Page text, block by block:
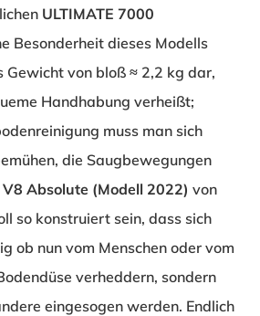
ULTIMATE 7000
Besonderheit dieses Modells
Gewicht von bloß ≈ 2,2 kg dar,
Handhabung verheißt;
muss man sich
die Saugbewegungen
V8 Absolute (Modell 2022) von
so konstruiert sein, dass sich
ob nun vom Menschen oder vom
verheddern, sondern
eingesogen werden. Endlich